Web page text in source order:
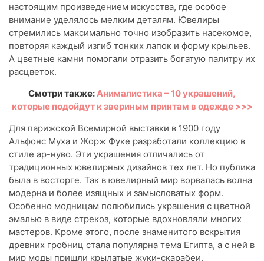
настоящим произведением искусства, где особое
внимание уделялось мелким деталям. Ювелиры
стремились максимально точно изобразить насекомое,
повторяя каждый изгиб тонких лапок и форму крыльев.
А цветные камни помогали отразить богатую палитру их
расцветок.
Смотри также: Анималистика – 10 украшений,
которые подойдут к звериным принтам в одежде >>>
Для парижской Всемирной выставки в 1900 году
Альфонс Муха и Жорж Фуке разработали коллекцию в
стиле ар-нуво. Эти украшения отличались от
традиционных ювелирных дизайнов тех лет. Но публика
была в восторге. Так в ювелирный мир ворвалась волна
модерна и более изящных и замысловатых форм.
Особенно модницам полюбились украшения с цветной
эмалью в виде стрекоз, которые вдохновляли многих
мастеров. Кроме этого, после знаменитого вскрытия
древних гробниц стала популярна тема Египта, а с ней в
мир моды пришли крылатые жуки-скарабеи.